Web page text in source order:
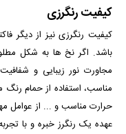
کیفیت رنگرزی
کیفیت رنگرزی نیز از دیگر
باشد. اگر نخ ها به شکل
مجاورت نور زیبایی و
مناسب، استفاده از حمام رنگ
حرارت مناسب و ... از عوامل